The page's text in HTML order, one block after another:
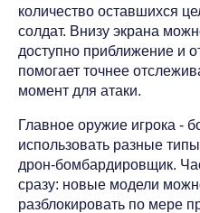
количество оставшихся
солдат. Внизу экрана
доступно приближение и
помогает точнее
момент для атаки.
Главное оружие игрока -
использовать разные
дрон-бомбардировщик.
сразу: новые модели
разблокировать по мере